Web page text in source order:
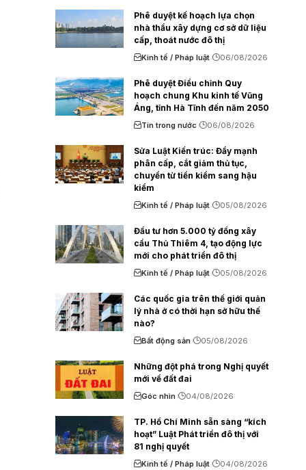
Phê duyệt kế hoạch lựa chọn
nhà thầu xây dựng cơ sở dữ liệu
cấp, thoát nước đô thị
Kinh tế / Pháp luật 06/08/2026
Phê duyệt Điều chỉnh Quy
hoạch chung Khu kinh tế Vũng
Áng, tỉnh Hà Tĩnh đến năm 2050
Tin trong nước 06/08/2026
Sửa Luật Kiến trúc: Đẩy mạnh
phân cấp, cắt giảm thủ tục,
chuyển từ tiền kiểm sang hậu
kiểm
Kinh tế / Pháp luật 05/08/2026
Đầu tư hơn 5.000 tỷ đồng xây
cầu Thủ Thiêm 4, tạo động lực
mới cho phát triển đô thị
Kinh tế / Pháp luật 05/08/2026
Các quốc gia trên thế giới quản
lý nhà ở có thời hạn sở hữu thế
nào?
Bất động sản 05/08/2026
Những đột phá trong Nghị quyết
mới về đất đai
Góc nhìn 04/08/2026
TP. Hồ Chí Minh sẵn sàng “kích
hoạt” Luật Phát triển đô thị với
81 nghị quyết
Kinh tế / Pháp luật 04/08/2026